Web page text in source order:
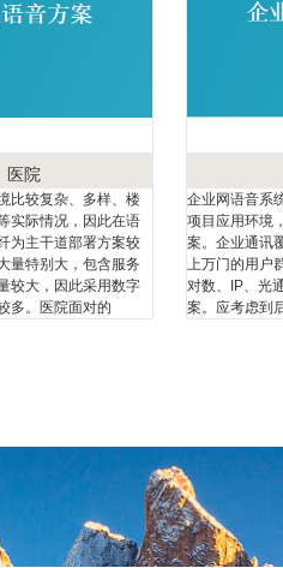
医院
比较复杂、多样、楼
实际情况，因此在语
为主干道部署方案较
量特别大，包含服务
较大，因此采用数字
多。医院面对的
企业网语音系
项目应用环境
案。企业通讯
上万门的用户
对数、IP、光
案。应考虑到